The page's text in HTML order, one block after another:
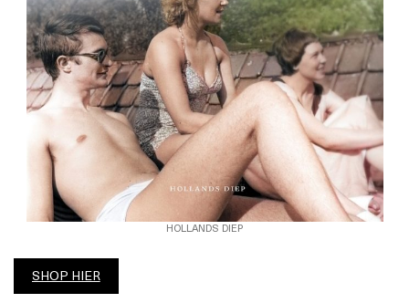
HOLLANDS DIEP
SHOP HIER